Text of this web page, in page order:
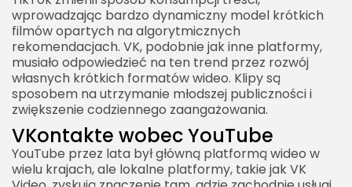
wprowadzając bardzo dynamiczny model krótkich
filmów opartych na algorytmicznych
rekomendacjach. VK, podobnie jak inne platformy,
musiało odpowiedzieć na ten trend przez rozwój
własnych krótkich formatów wideo. Klipy są
sposobem na utrzymanie młodszej publiczności i
zwiększenie codziennego zaangażowania.
VKontakte wobec YouTube
YouTube przez lata był główną platformą wideo w
wielu krajach, ale lokalne platformy, takie jak VK